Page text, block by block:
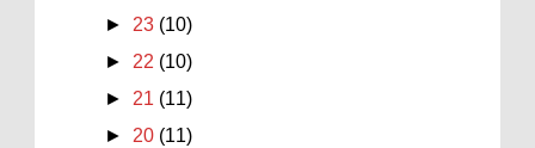
► 23 (10)
► 22 (10)
► 21 (11)
► 20 (11)